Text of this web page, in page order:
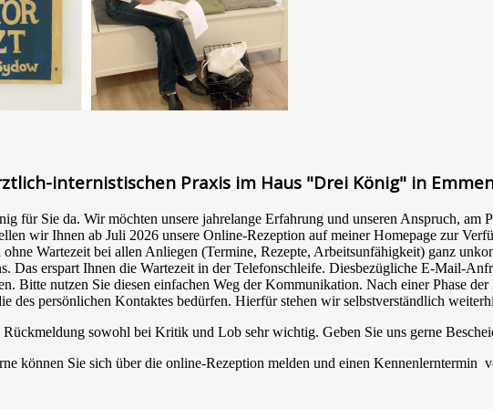
internistischen Praxis im Haus "Drei König" in
für Sie da. Wir möchten unsere jahrelange Erfahrung und unseren Anspruch,
wir Ihnen ab Juli 2026 unsere Online-Rezeption auf meiner Homepage zur
Wartezeit bei allen Anliegen (Termine, Rezepte, Arbeitsunfähigkeit) ganz
Das erspart Ihnen die Wartezeit in der Telefonschleife. Diesbezügliche E-Mail-
Bitte nutzen Sie diesen einfachen Weg der Kommunikation. Nach einer Phase
des persönlichen Kontaktes bedürfen. Hierfür stehen wir selbstverständlich
sowohl bei Kritik und Lob sehr wichtig. Geben Sie uns gerne
können Sie sich über die online-Rezeption melden und einen Kennenlerntermin